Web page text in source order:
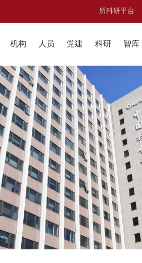
所科研平台
机构 人员 党建 科研 智库